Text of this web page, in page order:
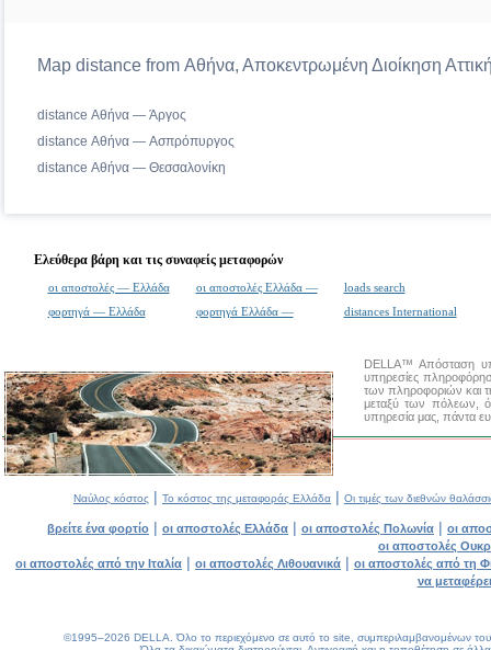
Map distance from Αθήνα, Αποκεντρωμένη Διοίκηση
distance Αθήνα — Άργος
distance Αθήνα — Ασπρόπυργος
distance Αθήνα — Θεσσαλονίκη
Ελεύθερα βάρη και τις συναφείς μεταφορών
οι αποστολές — Ελλάδα οι αποστολές Ελλάδα —
loads search
φορτηγά — Ελλάδα
φορτηγά Ελλάδα — distances International
DELLA™Απόσταση
υπηρεσίες
των πληροφοριών και
μεταξύ των πόλεων,
υπηρεσία μας, πάντα
Ναύλος κόστος | Το κόστος της μεταφοράς Ελλάδα | Οι τιμές των διεθνών
βρείτε ένα φορτίο | οι αποστολές Ελλάδα | οι αποστολές Πολωνία | οι
οι αποστολές
οι αποστολές από την Ιταλία | οι αποστολές Λιθουανικά | οι αποστολές από τη
να
©1995–2026 DELLA. Όλο το περιεχόμενο σε αυτό το site, συμπεριλαμβανομένων του